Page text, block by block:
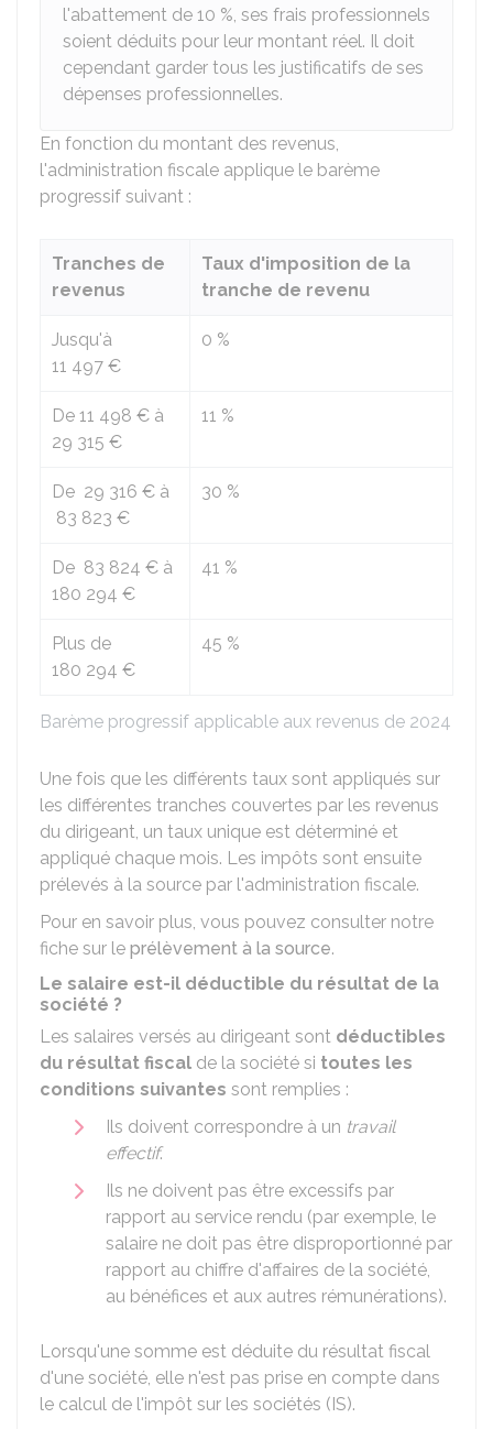
l'abattement de 10 %, ses frais professionnels
soient déduits pour leur montant réel. Il doit
cependant garder tous les justificatifs de ses
dépenses professionnelles.
En fonction du montant des revenus,
l'administration fiscale applique le barème
progressif suivant :
Barème progressif applicable aux revenus de 2024
Tranches de
revenus
Taux d'imposition de la
tranche de revenu
Jusqu'à
11 497 €
0 %
De 11 498 € à
29 315 €
11 %
De 29 316 € à
83 823 €
30 %
De 83 824 € à
180 294 €
41 %
Plus de
180 294 €
45 %
Une fois que les différents taux sont appliqués sur
les différentes tranches couvertes par les revenus
du dirigeant, un taux unique est déterminé et
appliqué chaque mois. Les impôts sont ensuite
prélevés à la source par l'administration fiscale.
Pour en savoir plus, vous pouvez consulter notre
fiche sur le prélèvement à la source.
Le salaire est-il déductible du résultat de la
société ?
Les salaires versés au dirigeant sont déductibles
du résultat fiscal de la société si toutes les
conditions suivantes sont remplies :
Ils doivent correspondre à un travail
effectif.
Ils ne doivent pas être excessifs par
rapport au service rendu (par exemple, le
salaire ne doit pas être disproportionné par
rapport au chiffre d'affaires de la société,
au bénéfices et aux autres rémunérations).
Lorsqu'une somme est déduite du résultat fiscal
d'une société, elle n'est pas prise en compte dans
le calcul de l'impôt sur les sociétés (IS).